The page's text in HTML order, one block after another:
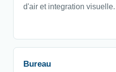
d'air et integration visuelle.
Bureau